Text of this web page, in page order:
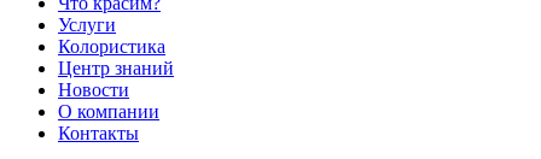
Услуги
Колористика
Центр знаний
Новости
О компании
Контакты